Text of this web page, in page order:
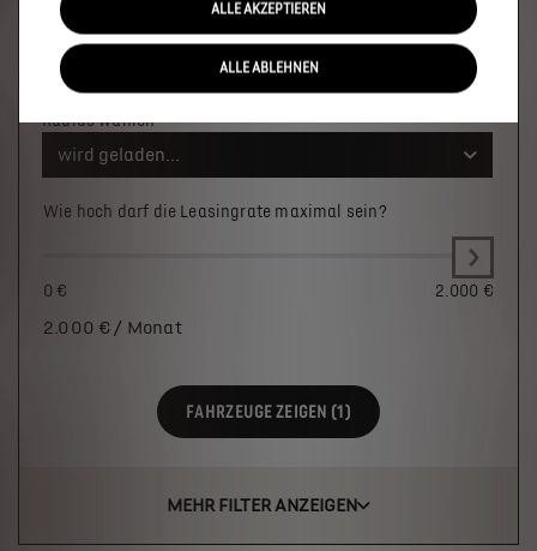
Wo soll das Fahrzeug stehen?
Ort oder PLZ
Radius wählen
wird geladen...
Wie hoch darf die Leasingrate maximal sein?
0 € 2.000 €
2.000 € / Monat
FAHRZEUGE ZEIGEN (1)
MEHR FILTER ANZEIGEN
ALLE AKZEPTIEREN
ALLE ABLEHNEN